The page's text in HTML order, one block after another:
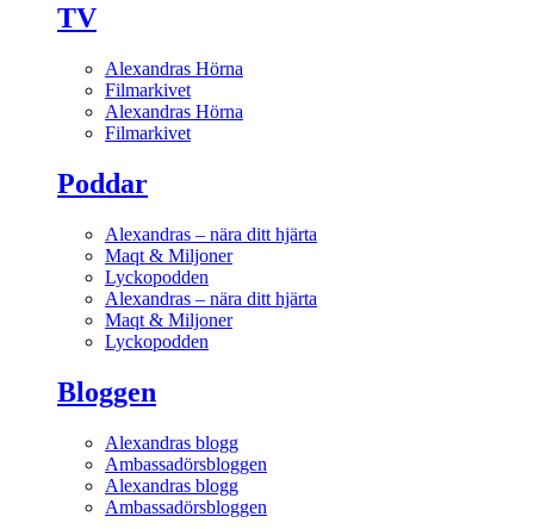
TV
Alexandras Hörna
Filmarkivet
Alexandras Hörna
Filmarkivet
Poddar
Alexandras – nära ditt hjärta
Maqt & Miljoner
Lyckopodden
Alexandras – nära ditt hjärta
Maqt & Miljoner
Lyckopodden
Bloggen
Alexandras blogg
Ambassadörsbloggen
Alexandras blogg
Ambassadörsbloggen